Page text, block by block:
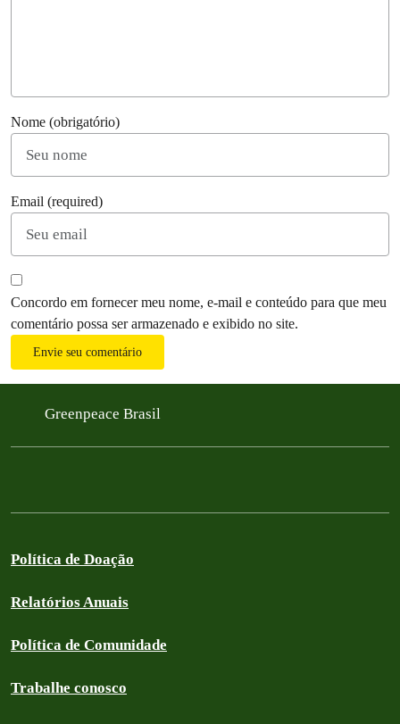
Nome (obrigatório)
Email (required)
Concordo em fornecer meu nome, e-mail e conteúdo para que meu
comentário possa ser armazenado e exibido no site.
Envie seu comentário
Greenpeace Brasil
Política de Doação
Relatórios Anuais
Política de Comunidade
Trabalhe conosco